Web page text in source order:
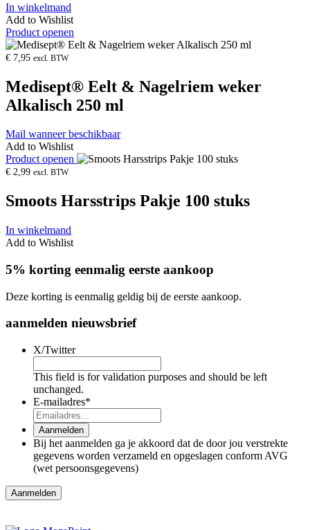
In winkelmand
Add to Wishlist
Product openen
€ 7,95 excl. BTW
Medisept® Eelt & Nagelriem weker
Alkalisch 250 ml
Mail wanneer beschikbaar
Add to Wishlist
Product openen
€ 2,99 excl. BTW
Smoots Harsstrips Pakje 100 stuks
In winkelmand
Add to Wishlist
5% korting eenmalig eerste aankoop
Deze korting is eenmalig geldig bij de eerste aankoop.
aanmelden nieuwsbrief
X/Twitter
This field is for validation purposes and should be left
unchanged.
E-mailadres*
Aanmelden
Bij het aanmelden ga je akkoord dat de door jou verstrekte
gegevens worden verzameld en opgeslagen conform AVG
(wet persoonsgegevens)